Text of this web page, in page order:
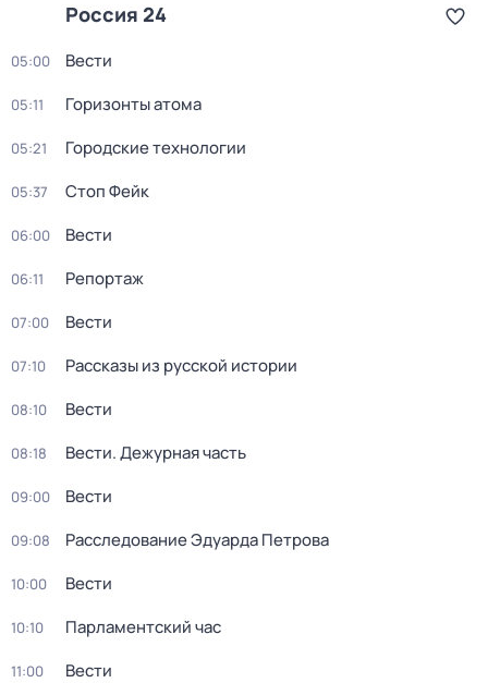
Россия 24
05:00 Вести
05:11 Горизонты атома
05:21 Городские технологии
05:37 Стоп Фейк
06:00 Вести
06:11 Репортаж
07:00 Вести
07:10 Рассказы из русской истории
08:10 Вести
08:18 Вести. Дежурная часть
09:00 Вести
09:08 Расследование Эдуарда Петрова
10:00 Вести
10:10 Парламентский час
11:00 Вести